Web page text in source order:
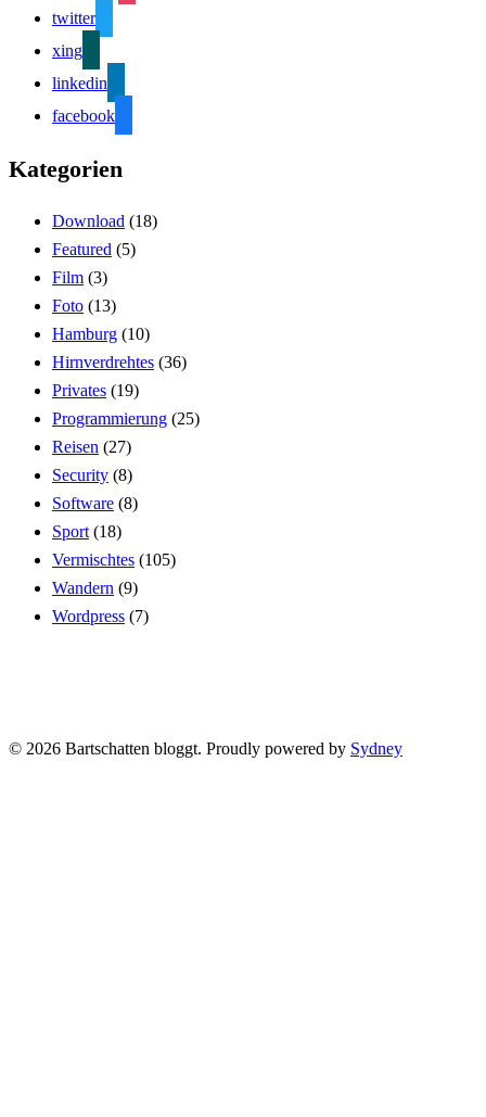
twitter
xing
linkedin
facebook
Kategorien
Download (18)
Featured (5)
Film (3)
Foto (13)
Hamburg (10)
Hirnverdrehtes (36)
Privates (19)
Programmierung (25)
Reisen (27)
Security (8)
Software (8)
Sport (18)
Vermischtes (105)
Wandern (9)
Wordpress (7)
© 2026 Bartschatten bloggt. Proudly powered by Sydney